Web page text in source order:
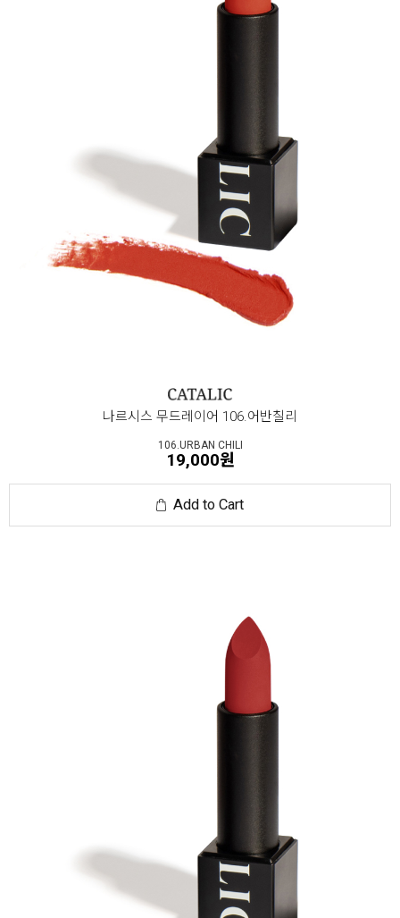
나르시스 무드레이어 106.어반칠리
106.URBAN CHILI
19,000원
Add to Cart